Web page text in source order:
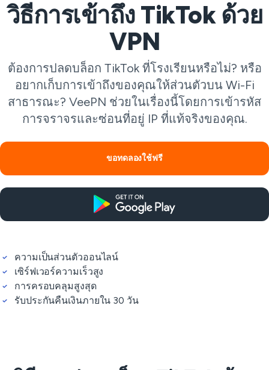
วิธีการเข้าถึง TikTok ด้วย
VPN
ต้องการปลดบล็อก TikTok ที่โรงเรียนหรือไม่? หรือ
อยากเก็บการเข้าถึงของคุณให้ส่วนตัวบน Wi-Fi
สาธารณะ? VeePN ช่วยในเรื่องนี้โดยการเข้ารหัส
การจราจรและซ่อนที่อยู่ IP ที่แท้จริงของคุณ.
ขอทดลองใช้ฟรี
ความเป็นส่วนตัวออนไลน์
เซิร์ฟเวอร์ความเร็วสูง
การครอบคลุมสูงสุด
รับประกันคืนเงินภายใน 30 วัน